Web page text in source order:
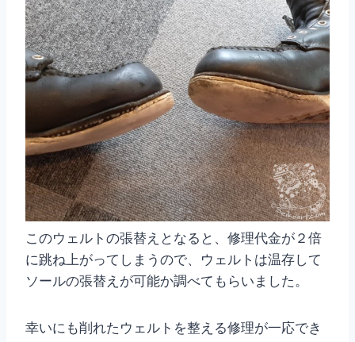
このウェルトの張替えとなると、修理代金が２倍
に跳ね上がってしまうので、ウェルトは温存して
ソールの張替えが可能か調べてもらいました。
幸いにも削れたウェルトを整える修理が一応でき